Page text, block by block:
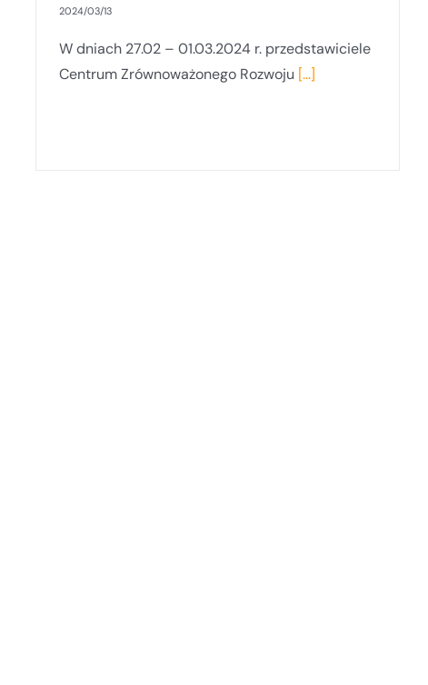
2024/03/13
W dniach 27.02 – 01.03.2024 r. przedstawiciele
Centrum Zrównoważonego Rozwoju [...]